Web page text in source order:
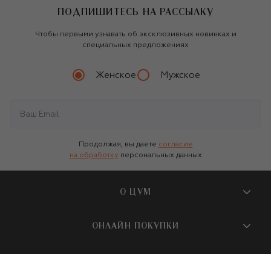
ПОДПИШИТЕСЬ НА РАССЫЛКУ
Чтобы первыми узнавать об эксклюзивных новинках и
специальных предложениях
Женское Мужское
Продолжая, вы даете согласие
на обработку персональных данных
О ЦУМ
О магазине
ОНЛАЙН ПОКУПКИ